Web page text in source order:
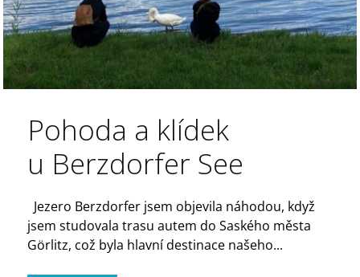
Pohoda a klídek
u Berzdorfer See
Jezero Berzdorfer jsem objevila náhodou, když
jsem studovala trasu autem do Saského města
Görlitz, což byla hlavní destinace našeho...